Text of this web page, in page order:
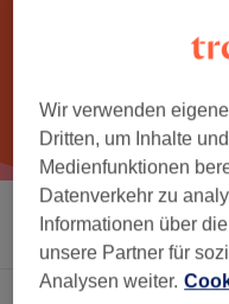
Sortieren nach
Ein Salon, der anbietet:
Wir verwenden
Dritten, um Inhalte
Medienfunktionen
Datenverkehr zu
Informationen über
unsere Partner für
Analysen weiter.